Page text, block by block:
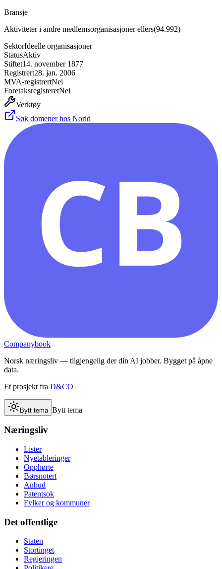
Bransje
Aktiviteter i andre medlemsorganisasjoner ellers(94.992)
SektorIdeelle organisasjoner
StatusAktiv
Stiftet14. november 1877
Registrert28. jan. 2006
MVA-registrertNei
ForetaksregisteretNei
Verktøy
Søk domener hos Norid
CB
Companybook
Norsk næringsliv — tilgjengelig der din AI jobber. Bygget på åpne
data.
Et prosjekt fra D&CO
Bytt tema Bytt tema
Næringsliv
Lister
Nyetableringer
Opphørte
Børsnotert
Anbud
Patentsok
Fylker og kommuner
Det offentlige
Staten
Stortinget
Regjeringen